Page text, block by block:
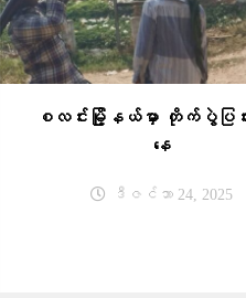
စလင်းမြို့နယ်မှာ တိုက်ပွဲပြ
နေ
ဒီဇင်ဘာ 24, 2025